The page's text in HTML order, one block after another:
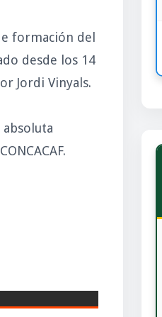
formación del
desde los 14
Jordi Vinyals.